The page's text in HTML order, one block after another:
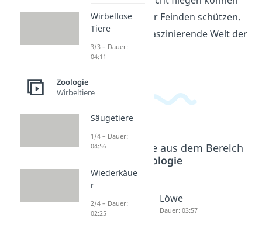
und wie sie sich vor Feinden schützen.
Tauche ein in die faszinierende Welt der
Pinguine!
Beliebte Inhalte aus dem Bereich
Zoologie
Axolotl
Dauer: 03:36
Löwe
Dauer: 03:57
Wirbellose
Tiere
3/3 – Dauer:
04:11
Zoologie
Wirbeltiere
Säugetiere
1/4 – Dauer:
04:56
Wiederkäue
r
2/4 – Dauer:
02:25